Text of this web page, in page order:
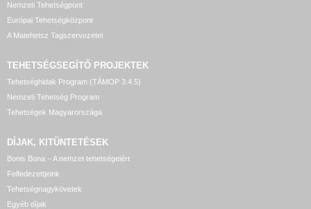
Nemzeti Tehetségpont
Európai Tehetségközpont
A Matehetsz Tagszervezetei
TEHETSÉGSEGÍTŐ PROJEKTEK
Tehetséghidak Program (TÁMOP 3.4.5)
Nemzeti Tehetség Program
Tehetségek Magyarországa
DÍJAK, KITÜNTETÉSEK
Bonis Bona – A nemzet tehetségeiért
Felfedezettjeink
Tehetségnagykövetek
Egyéb díjak